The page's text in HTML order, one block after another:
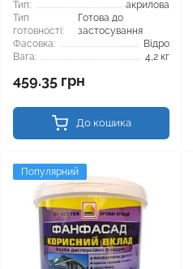
Тип:
акрилова
Тип
готовності:
Готова до
застосування
Фасовка:
Відро
Вага:
4,2 кг
459.35 грн
До кошика
Популярний